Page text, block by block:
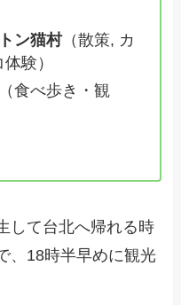
ン猫村（散策, カ
験）
食べ歩き・観
して台北へ帰れる時
、18時半早めに観光